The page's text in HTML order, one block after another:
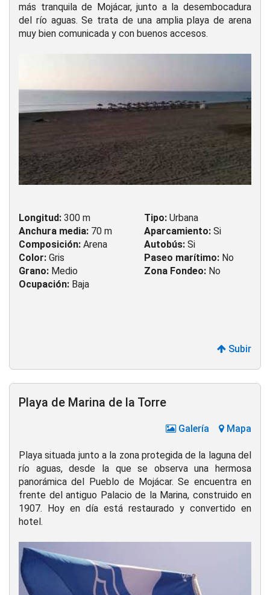
más tranquila de Mojácar, junto a la desembocadura
del río aguas. Se trata de una amplia playa de arena
muy bien comunicada y con buenos accesos.
Longitud: 300 m
Anchura media: 70 m
Composición: Arena
Color: Gris
Grano: Medio
Ocupación: Baja
Tipo: Urbana
Aparcamiento: Si
Autobús: Si
Paseo marítimo: No
Zona Fondeo: No
Subir
Playa de Marina de la Torre
Galería Mapa
Playa situada junto a la zona protegida de la laguna del
río aguas, desde la que se observa una hermosa
panorámica del Pueblo de Mojácar. Se encuentra en
frente del antiguo Palacio de la Marina, construido en
1907. Hoy en día está restaurado y convertido en
hotel.